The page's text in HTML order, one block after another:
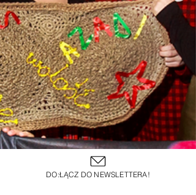
DO:ŁĄCZ DO NEWSLETTERA!